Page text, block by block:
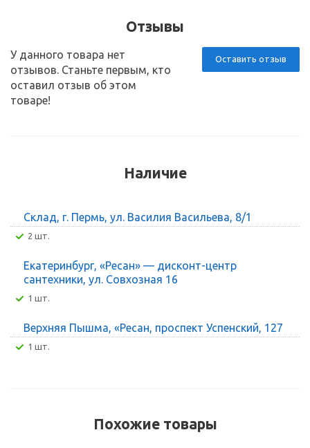
Отзывы
Оставить отзыв
У данного товара нет
отзывов. Станьте первым, кто
оставил отзыв об этом
товаре!
Наличие
Склад, г. Пермь, ул. Василия Васильева, 8/1
2 шт.
Екатеринбург, «Ресан» — дисконт-центр
сантехники, ул. Совхозная 16
1 шт.
Верхняя Пышма, «Ресан, проспект Успенский, 127
1 шт.
Похожие товары